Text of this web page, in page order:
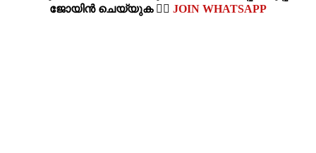
ജോയിന്‍ ചെയ്യുക 👉🏽 JOIN WHATSAPP